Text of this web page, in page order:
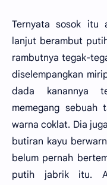
Ternyata sosok itu
lanjut berambut
rambutnya tegak-
diselempangkan
dada kanannya
memegang
warna coklat. Dia
butiran kayu
belum pernah
putih jabrik itu.